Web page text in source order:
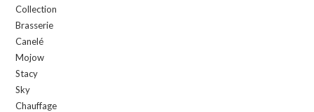
Collection
Brasserie
Canelé
Mojow
Stacy
Sky
Chauffage